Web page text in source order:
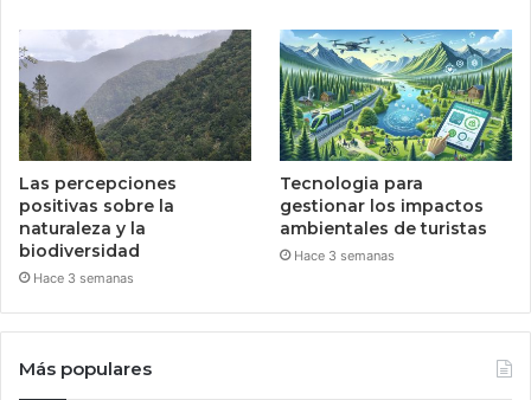
Las percepciones
positivas sobre la
naturaleza y la
biodiversidad
Hace 3 semanas
Tecnologia para
gestionar los impactos
ambientales de turistas
Hace 3 semanas
Más populares